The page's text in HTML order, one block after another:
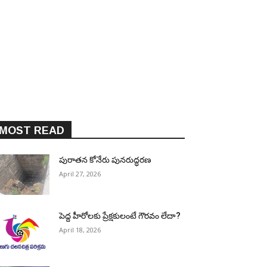
READ
పురాత‌న కోనేరు పున‌రుద్ధ‌ర‌ణ
April 27, 2026
పెద్ద హీరోల‌కు ప్రేక్ష‌కులంటే గౌర‌వం లేదా?
April 18, 2026